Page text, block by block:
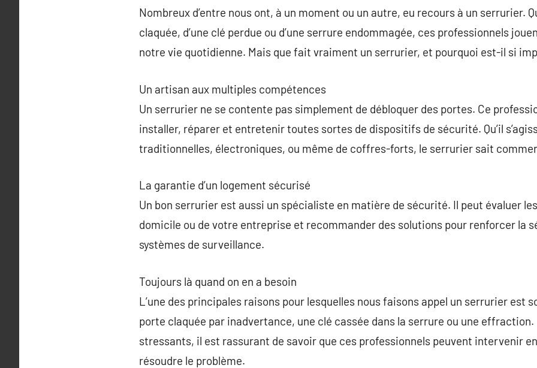
Nombreux d’entre nous ont, à un moment ou un autre, eu recours à un serrurier.
claquée, d’une clé perdue ou d’une serrure endommagée, ces professionnels
notre vie quotidienne. Mais que fait vraiment un serrurier, et pourquoi est-il si
Un artisan aux multiples compétences
Un serrurier ne se contente pas simplement de débloquer des portes. Ce
installer, réparer et entretenir toutes sortes de dispositifs de sécurité. Qu’il
traditionnelles, électroniques, ou même de coffres-forts, le serrurier sait
La garantie d’un logement sécurisé
Un bon serrurier est aussi un spécialiste en matière de sécurité. Il peut évaluer
domicile ou de votre entreprise et recommander des solutions pour renforcer la
systèmes de surveillance.
Toujours là quand on en a besoin
L’une des principales raisons pour lesquelles nous faisons appel un serrurier est
porte claquée par inadvertance, une clé cassée dans la serrure ou une
stressants, il est rassurant de savoir que ces professionnels peuvent intervenir
résoudre le problème.